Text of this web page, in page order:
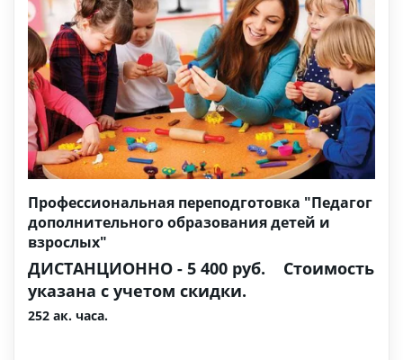
Профессиональная переподготовка "Педагог
дополнительного образования детей и
взрослых"
ДИСТАНЦИОННО - 5 400 руб. Стоимость
указана с учетом скидки.
252 ак. часа.